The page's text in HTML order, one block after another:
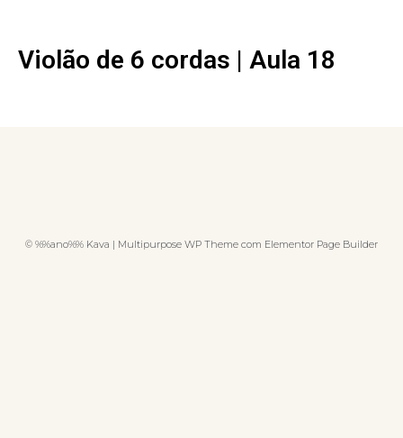
Violão de 6 cordas | Aula 18
© %%ano%% Kava | Multipurpose WP Theme com Elementor Page Builder